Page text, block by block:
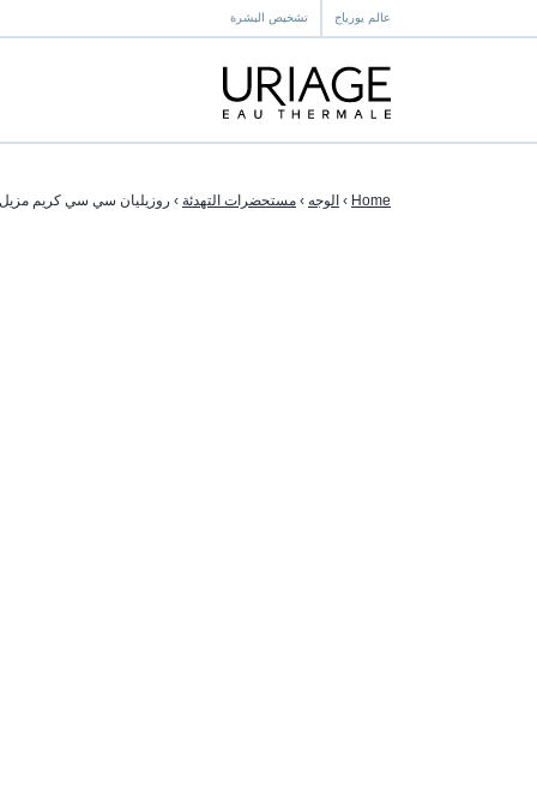
عالم يورياج تشخيص البشرة
Home
› الوجه › مستحضرات التهدئة › روزيليان سي سي كريم مزيل